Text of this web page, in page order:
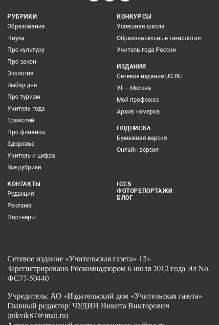
РУБРИКИ
Образование
Наука
Про культуру
Про закон
Экология
Выбор дня
Про туризм
Учитель года
Грамотей
Про финансы
Здоровье
Учитель и цифра
Все рубрики
КОНКУРСЫ
Успешная школа
Образовательные технологии
Учитель года России
ИЗДАНИЯ
Сетевое издание UG.RU
УГ – Москва
Мой профсоюз
Архив номеров
ПОДПИСКА
Бумажная версия
Онлайн-версия
КОНТАКТЫ
Редакция
Реклама
Партнеры
ICCS
ФОТОРЕПОРТАЖИ
БЛОГ
Сетевое издание «Учительская газета» 12+
Зарегистрировано Роскомнадзором 6 июля 2012 года Эл No.
ФС77-50440
Учредитель: АО «Издательский дом «Учительская газета»
Главный редактор: ЧУДИН Никита Викторович
(nikvik87@mail.ru)